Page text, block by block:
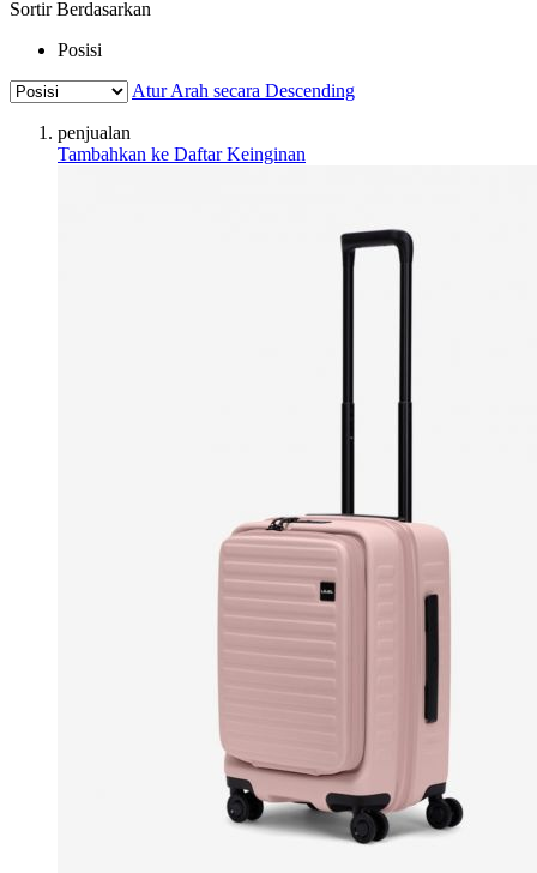
Sortir Berdasarkan
Posisi
Atur Arah secara Descending
penjualan
Tambahkan ke Daftar Keinginan